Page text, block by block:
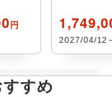
円
2027/04/12
すめ